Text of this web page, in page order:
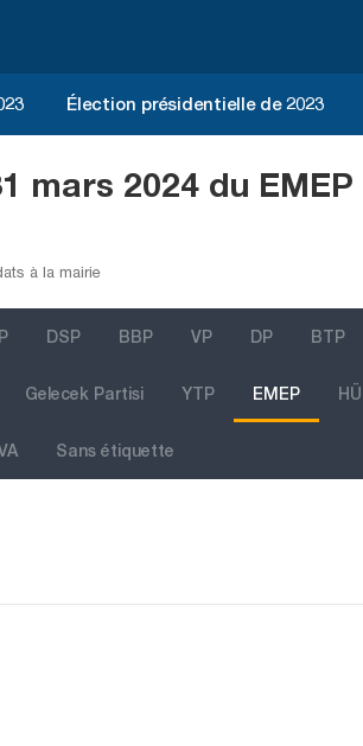
Élection présidentielle de 2023
2024 du
à la mairie
DSP BBP VP DP BTP
Gelecek Partisi YTP EMEP
Sans étiquette